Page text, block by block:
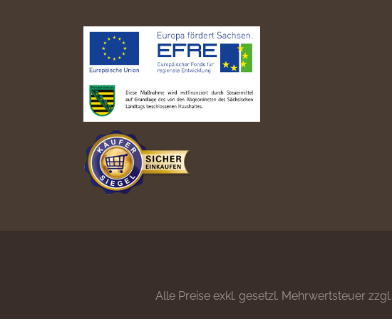
Alle Preise exkl. gesetzl. Mehrwertsteuer zzgl.